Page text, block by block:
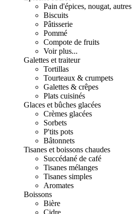
Pain d'épices, nougat, autres
Biscuits
Pâtisserie
Pommé
Compote de fruits
Voir plus...
Galettes et traiteur
Tortillas
Tourteaux & crumpets
Galettes & crêpes
Plats cuisinés
Glaces et bûches glacées
Crèmes glacées
Sorbets
P'tits pots
Bâtonnets
Tisanes et boissons chaudes
Succédané de café
Tisanes mélanges
Tisanes simples
Aromates
Boissons
Bière
Cidre